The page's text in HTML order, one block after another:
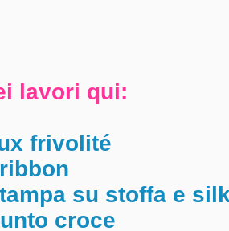
lavori qui:
frivolité
su stoffa e
croce